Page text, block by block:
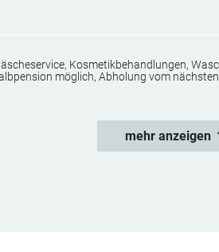
Kosmetikbehandlungen,
möglich, Abholung vom
mehr anzeigen